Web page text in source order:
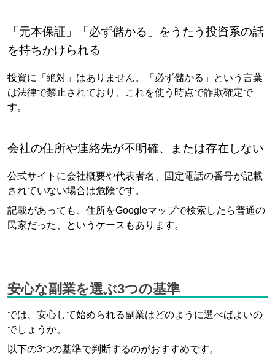
「元本保証」「必ず儲かる」をうたう投資系の話
を持ちかけられる
投資に「絶対」はありません。「必ず儲かる」という言葉
は法律で禁止されており、これを使う時点で詐欺確定で
す。
会社の住所や連絡先が不明確、または存在しない
公式サイトに会社概要や代表者名、固定電話の番号が記載
されていない場合は危険です。
記載があっても、住所をGoogleマップで検索したら普通の
民家だった、というケースもあります。
安心な副業を選ぶ3つの基準
では、安心して始められる副業はどのように選べばよいの
でしょうか。
以下の3つの基準で判断するのがおすすめです。